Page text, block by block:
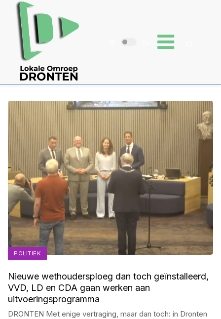
POLITIEK
Nieuwe wethoudersploeg dan toch geïnstalleerd,
VVD, LD en CDA gaan werken aan
uitvoeringsprogramma
DRONTEN Met enige vertraging, maar dan toch: in Dronten